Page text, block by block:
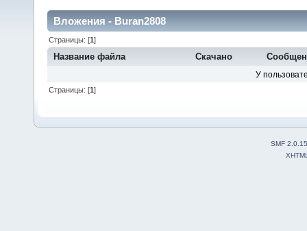
Вложения - Buran2808
Страницы: [1]
Название файла Скачано
У
Страницы: [1]
SMF 2.0.15